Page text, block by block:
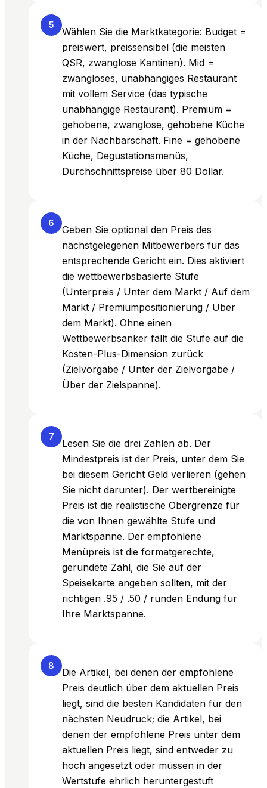
5
Wählen Sie die Marktkategorie: Budget =
preiswert, preissensibel (die meisten
QSR, zwanglose Kantinen). Mid =
zwangloses, unabhängiges Restaurant
mit vollem Service (das typische
unabhängige Restaurant). Premium =
gehobene, zwanglose, gehobene Küche
in der Nachbarschaft. Fine = gehobene
Küche, Degustationsmenüs,
Durchschnittspreise über 80 Dollar.
6
Geben Sie optional den Preis des
nächstgelegenen Mitbewerbers für das
entsprechende Gericht ein. Dies aktiviert
die wettbewerbsbasierte Stufe
(Unterpreis / Unter dem Markt / Auf dem
Markt / Premiumpositionierung / Über
dem Markt). Ohne einen
Wettbewerbsanker fällt die Stufe auf die
Kosten-Plus-Dimension zurück
(Zielvorgabe / Unter der Zielvorgabe /
Über der Zielspanne).
7
Lesen Sie die drei Zahlen ab. Der
Mindestpreis ist der Preis, unter dem Sie
bei diesem Gericht Geld verlieren (gehen
Sie nicht darunter). Der wertbereinigte
Preis ist die realistische Obergrenze für
die von Ihnen gewählte Stufe und
Marktspanne. Der empfohlene
Menüpreis ist die formatgerechte,
gerundete Zahl, die Sie auf der
Speisekarte angeben sollten, mit der
richtigen .95 / .50 / runden Endung für
Ihre Marktspanne.
8
Die Artikel, bei denen der empfohlene
Preis deutlich über dem aktuellen Preis
liegt, sind die besten Kandidaten für den
nächsten Neudruck; die Artikel, bei
denen der empfohlene Preis unter dem
aktuellen Preis liegt, sind entweder zu
hoch angesetzt oder müssen in der
Wertstufe ehrlich heruntergestuft